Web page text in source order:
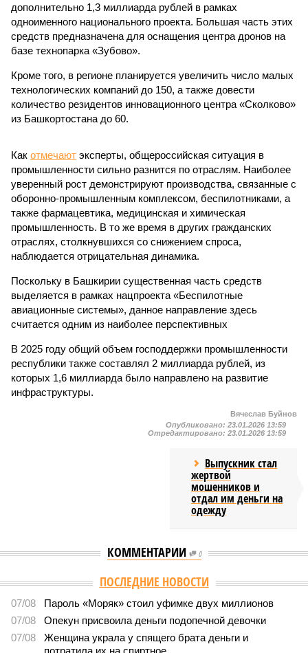
дополнительно 1,3 миллиарда рублей в рамках
одноименного национального проекта. Большая часть этих
средств предназначена для оснащения центра дронов на
базе технопарка «Зубово».
Кроме того, в регионе планируется увеличить число малых
технологических компаний до 150, а также довести
количество резидентов инновационного центра «Сколково»
из Башкортостана до 60.
Как отмечают эксперты, общероссийская ситуация в
промышленности сильно разнится по отраслям. Наиболее
уверенный рост демонстрируют производства, связанные с
оборонно-промышленным комплексом, беспилотниками, а
также фармацевтика, медицинская и химическая
промышленность. В то же время в других гражданских
отраслях, столкнувшихся со снижением спроса,
наблюдается отрицательная динамика.
Поскольку в Башкирии существенная часть средств
выделяется в рамках нацпроекта «Беспилотные
авиационные системы», данное направление здесь
считается одним из наиболее перспективных
В 2025 году общий объем господдержки промышленности
республики также составлял 2 миллиарда рублей, из
которых 1,6 миллиарда было направлено на развитие
инфраструктуры.
Вячеслав Буйнов
Опубликовано: 23.01.2026 13:59
Отредактировано: 23.01.2026 13:59
Выпускник стал
жертвой
мошенников и
отдал им деньги на
одежду
КОММЕНТАРИИ 0
ПОСЛЕДНИЕ НОВОСТИ
07/08
Пароль «Моряк» стоил уфимке двух миллионов
07/08
Опекун присвоила деньги подопечной девочки
07/08
Женщина украла у спящего брата деньги и
потратила их на спиртное